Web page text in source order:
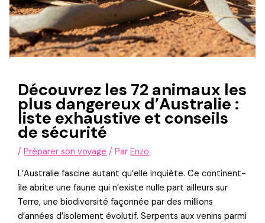
Découvrez les 72 animaux les
plus dangereux d’Australie :
liste exhaustive et conseils
de sécurité
/Préparer son voyage / ParEnzo
L’Australie fascine autant qu’elle inquiète. Ce continent-
île abrite une faune qui n’existe nulle part ailleurs sur
Terre, une biodiversité façonnée par des millions
d’années d’isolement évolutif. Serpents aux venins parmi